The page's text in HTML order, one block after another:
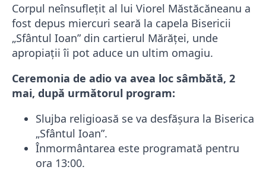
Corpul neînsuflețit al lui Viorel Măstăcăneanu a
fost depus miercuri seară la capela Bisericii
„Sfântul Ioan” din cartierul Mărăței, unde
apropiații îi pot aduce un ultim omagiu.
Ceremonia de adio va avea loc sâmbătă, 2
mai, după următorul program:
Slujba religioasă se va desfășura la Biserica
„Sfântul Ioan”.
Înmormântarea este programată pentru
ora 13:00.